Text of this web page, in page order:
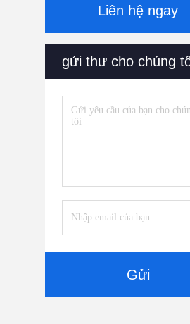
Liên hệ ngay
gửi thư cho chúng
Gửi